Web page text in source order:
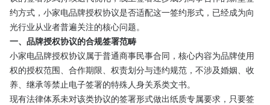
约方式，小家电品牌授权协议是否适配这一签约形式，已经成为向
光行业从业者普遍关注的核心问题。
一、品牌授权协议的合规签署范畴
小家电品牌授权协议属于普通商事民事合同，核心内容为品牌使用
权的授权范围、合作期限、权责划分与违约规范，不涉及婚姻、收
养、继承等禁止电子签署的特殊人身关系类文书。
现有法律体系未对该类协议的签署形式做出纸质专属要求，只要签